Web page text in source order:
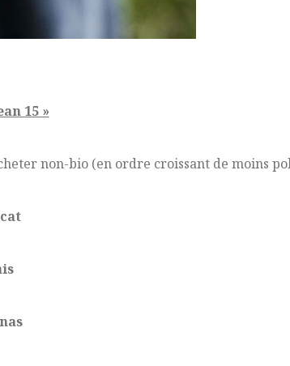
15 »
non-bio (en ordre croissant de moins